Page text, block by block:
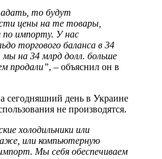
то будут
цены на те товары,
по импорту. У нас
торгового баланса в 34
мы на 34 млрд долл. больше
продали”, – объяснил он в
сегодняшний день в Украине
не производятся.
холодильники или
или компьютерную
Мы себя обеспечиваем